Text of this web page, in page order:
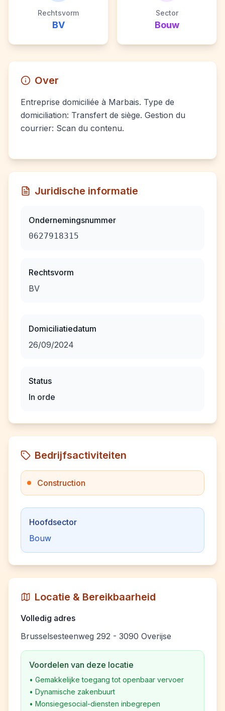
Rechtsvorm
BV
Sector
Bouw
Over
Entreprise domiciliée à Marbais. Type de
domiciliation: Transfert de siège. Gestion du
courrier: Scan du contenu.
Juridische informatie
Ondernemingsnummer
0627918315
Rechtsvorm
BV
Domiciliatiedatum
26/09/2024
Status
In orde
Bedrijfsactiviteiten
Construction
Hoofdsector
Bouw
Locatie & Bereikbaarheid
Volledig adres
Brusselsesteenweg 292 - 3090 Overijse
Voordelen van deze locatie
• Gemakkelijke toegang tot openbaar vervoer
• Dynamische zakenbuurt
• Monsiegesocial-diensten inbegrepen